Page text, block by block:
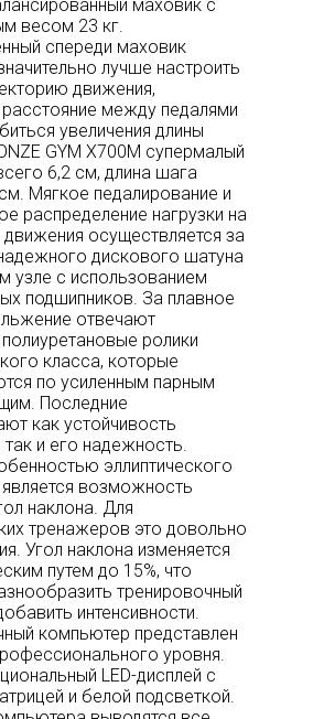
маховик с
весом 23 кг.
спереди маховик
лучше настроить
движения,
между педалями
увеличения длины
GYM X700M супермалый
6,2 см, длина шага
Мягкое педалирование и
распределение нагрузки на
осуществляется за
дискового шатуна
узле с использованием
подшипников. За плавное
отвечают
ролики
класса, которые
по усиленным парным
Последние
как устойчивость
и его надежность.
эллиптического
возможность
наклона. Для
тренажеров это довольно
Угол наклона изменяется
путем до 15%, что
тренировочный
интенсивности.
компьютер представлен
уровня.
LED-дисплей с
и белой подсветкой.